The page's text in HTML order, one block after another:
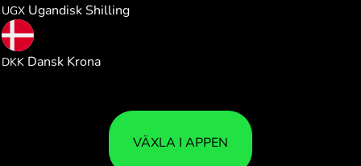
UGX Ugandisk Shilling
DKK Dansk Krona
VÄXLA I APPEN